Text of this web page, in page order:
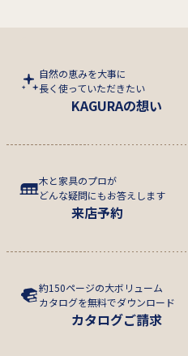
自然の恵みを大事に
長く使っていただきたい
KAGURAの想い
木と家具のプロが
どんな疑問にもお答えします
来店予約
約150ページの大ボリューム
カタログを無料でダウンロード
カタログご請求